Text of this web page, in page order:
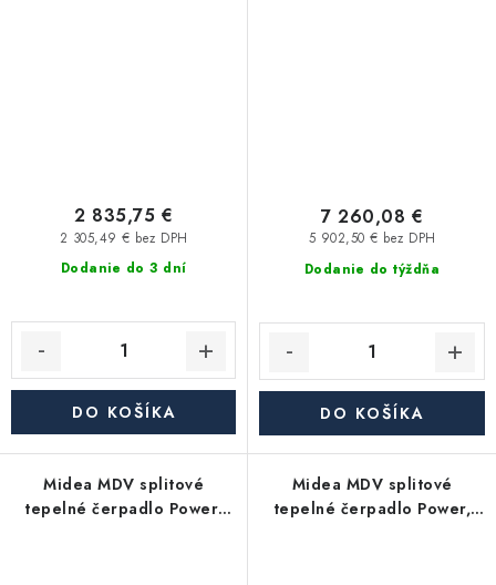
Dodanie do 3 dní
2 305,49 € bez DPH
2 835,75 €
DO KOŠÍKA
Dodanie do týždňa
5 902,50 € bez DPH
7 260,08 €
DO KOŠÍKA
Midea MDV splitové
tepelné čerpadlo Power,
Midea MDV splitové
tepelné čerpadlo Power,